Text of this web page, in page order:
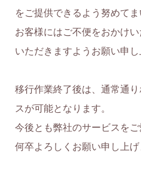
をご提供できるよう努めてま
お客様にはご不便をおかけ
いただきますようお願い申し
移行作業終了後は、通常通
スが可能となります。
今後とも弊社のサービスをご
何卒よろしくお願い申し上げ